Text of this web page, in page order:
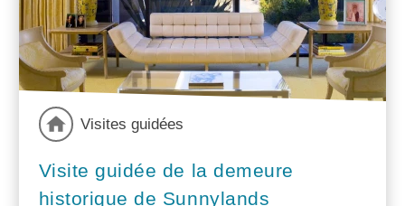
Visites guidées
Visite guidée de la demeure
historique de Sunnylands